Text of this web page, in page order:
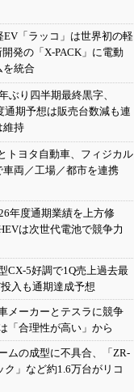
EV「ラッコ」は世界初の軽
開発の「X-PACK」に電動
を統合
ぶり四半期最終黒字、
通期予想は販売台数減も連
維持
トヨタ自動車、フィジカル
車両／工場／都市を連携
年度通期業績を上方修
は次世代電池で競争力
CX-5好調で1Q売上過去最
入も通期達成予想
メーカーとテスラに競争
「合理性が高い」から
ムの成型に不具合、「ZR-
ク」など約1.6万台がリコ